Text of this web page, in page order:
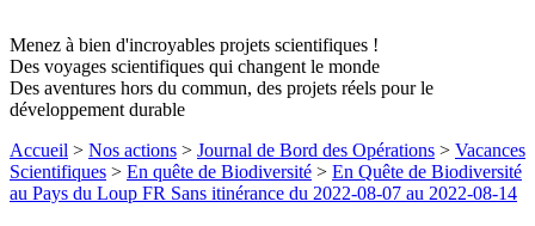
Menez à bien d'incroyables projets scientifiques !
Des voyages scientifiques qui changent le monde
Des aventures hors du commun, des projets réels pour le
développement durable
Accueil > Nos actions > Journal de Bord des Opérations > Vacances
Scientifiques > En quête de Biodiversité > En Quête de Biodiversité
au Pays du Loup FR Sans itinérance du 2022-08-07 au 2022-08-14